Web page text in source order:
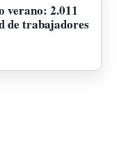
verano: 2.011
de trabajadores